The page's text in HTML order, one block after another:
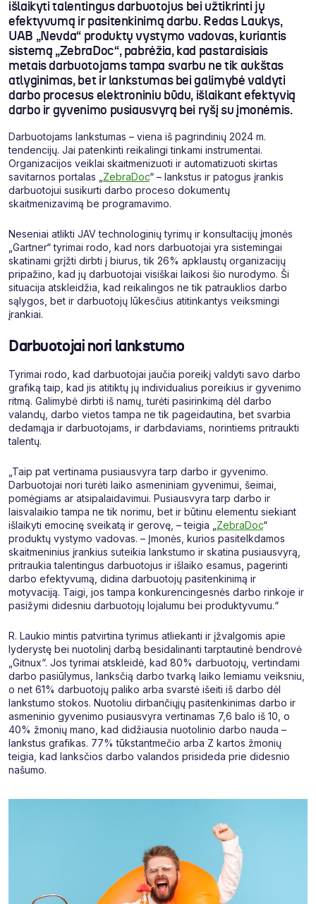
išlaikyti talentingus darbuotojus bei užtikrinti jų
efektyvumą ir pasitenkinimą darbu. Redas Laukys,
UAB „Nevda“ produktų vystymo vadovas, kuriantis
sistemą „ZebraDoc“, pabrėžia, kad pastaraisiais
metais darbuotojams tampa svarbu ne tik aukštas
atlyginimas, bet ir lankstumas bei galimybė valdyti
darbo procesus elektroniniu būdu, išlaikant efektyvią
darbo ir gyvenimo pusiausvyrą bei ryšį su įmonėmis.
Darbuotojams lankstumas – viena iš pagrindinių 2024 m.
tendencijų. Jai patenkinti reikalingi tinkami instrumentai.
Organizacijos veiklai skaitmenizuoti ir automatizuoti skirtas
savitarnos portalas „ ZebraDoc“ – lankstus ir patogus įrankis
darbuotojui susikurti darbo proceso dokumentų
skaitmenizavimą be programavimo.
Neseniai atlikti JAV technologinių tyrimų ir konsultacijų įmonės
„Gartner“ tyrimai rodo, kad nors darbuotojai yra sistemingai
skatinami grįžti dirbti į biurus, tik 26% apklaustų organizacijų
pripažino, kad jų darbuotojai visiškai laikosi šio nurodymo. Ši
situacija atskleidžia, kad reikalingos ne tik patrauklios darbo
sąlygos, bet ir darbuotojų lūkesčius atitinkantys veiksmingi
įrankiai.
Darbuotojai nori lankstumo
Tyrimai rodo, kad darbuotojai jaučia poreikį valdyti savo darbo
grafiką taip, kad jis atitiktų jų individualius poreikius ir gyvenimo
ritmą. Galimybė dirbti iš namų, turėti pasirinkimą dėl darbo
valandų, darbo vietos tampa ne tik pageidautina, bet svarbia
dedamąja ir darbuotojams, ir darbdaviams, norintiems pritraukti
talentų.
„Taip pat vertinama pusiausvyra tarp darbo ir gyvenimo.
Darbuotojai nori turėti laiko asmeniniam gyvenimui, šeimai,
pomėgiams ar atsipalaidavimui. Pusiausvyra tarp darbo ir
laisvalaikio tampa ne tik norimu, bet ir būtinu elementu siekiant
išlaikyti emocinę sveikatą ir gerovę, – teigia „ ZebraDoc“
produktų vystymo vadovas. – Įmonės, kurios pasitelkdamos
skaitmeninius įrankius suteikia lankstumo ir skatina pusiausvyrą,
pritraukia talentingus darbuotojus ir išlaiko esamus, pagerinti
darbo efektyvumą, didina darbuotojų pasitenkinimą ir
motyvaciją. Taigi, jos tampa konkurencingesnės darbo rinkoje ir
pasižymi didesniu darbuotojų lojalumu bei produktyvumu.“
R. Laukio mintis patvirtina tyrimus atliekanti ir įžvalgomis apie
lyderystę bei nuotolinį darbą besidalinanti tarptautinė bendrovė
„Gitnux“. Jos tyrimai atskleidė, kad 80% darbuotojų, vertindami
darbo pasiūlymus, lanksčią darbo tvarką laiko lemiamu veiksniu,
o net 61% darbuotojų paliko arba svarstė išeiti iš darbo dėl
lankstumo stokos. Nuotoliu dirbančiųjų pasitenkinimas darbo ir
asmeninio gyvenimo pusiausvyra vertinamas 7,6 balo iš 10, o
40% žmonių mano, kad didžiausia nuotolinio darbo nauda –
lankstus grafikas. 77% tūkstantmečio arba Z kartos žmonių
teigia, kad lanksčios darbo valandos prisideda prie didesnio
našumo.